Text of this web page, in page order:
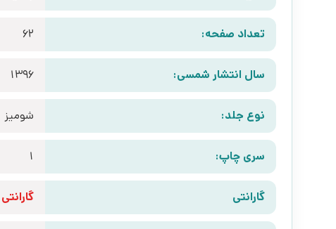
تعداد صفحه: 62
سال انتشار شمسی: 1396
نوع جلد: شومیز
سری چاپ: 1
گارانتی گارانتی 10 روزه سلامت فیزیکی کتاب